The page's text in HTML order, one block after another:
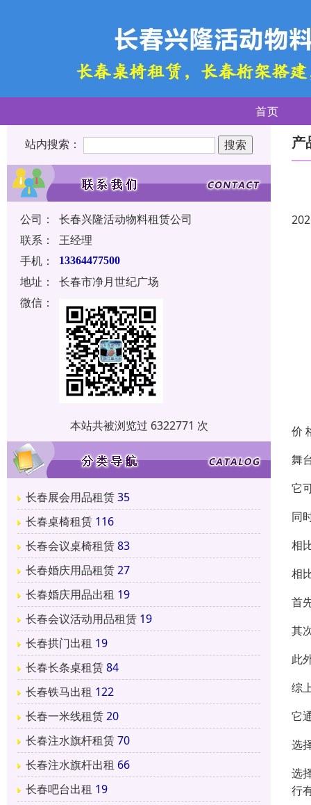
首页
站内搜索：
公司：
长春兴隆活动物料租赁公司
联系：
王经理
手机：
13364477500
地址：
长春市净月世纪广场
微信：
本站共被浏览过 6322771 次
长春展会用品租赁35
长春桌椅租赁 116
长春会议桌椅租赁83
长春婚庆用品租赁27
长春婚庆用品出租 19
长春会议活动用品租赁 19
长春拱门出租 19
长春长条桌租赁84
长春铁马出租 122
长春一米线租赁20
长春注水旗杆租赁70
长春注水旗杆出租 66
长春吧台出租 19
产
价
舞
它
同
相
相
首
其
此
综
它
选
选
行